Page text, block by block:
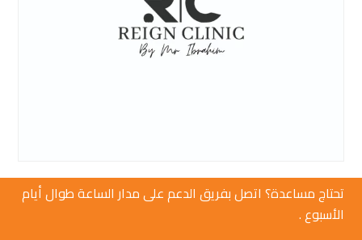
تحتاج مساعدة؟ اتصل بفريق الدعم على مدار الساعة طوال أيام
الأسبوع .